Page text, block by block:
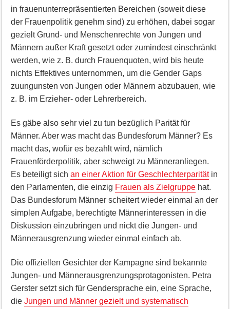
in frauenunterrepräsentierten Bereichen (soweit diese
der Frauenpolitik genehm sind) zu erhöhen, dabei sogar
gezielt Grund- und Menschenrechte von Jungen und
Männern außer Kraft gesetzt oder zumindest einschränkt
werden, wie z. B. durch Frauenquoten, wird bis heute
nichts Effektives unternommen, um die Gender Gaps
zuungunsten von Jungen oder Männern abzubauen, wie
z. B. im Erzieher- oder Lehrerbereich.
Es gäbe also sehr viel zu tun bezüglich Parität für
Männer. Aber was macht das Bundesforum Männer? Es
macht das, wofür es bezahlt wird, nämlich
Frauenförderpolitik, aber schweigt zu Männeranliegen.
Es beteiligt sich an einer Aktion für Geschlechterparitätin
den Parlamenten, die einzig Frauen als Zielgruppehat.
Das Bundesforum Männer scheitert wieder einmal an der
simplen Aufgabe, berechtigte Männerinteressen in die
Diskussion einzubringen und nickt die Jungen- und
Männerausgrenzung wieder einmal einfach ab.
Die offiziellen Gesichter der Kampagne sind bekannte
Jungen- und Männerausgrenzungsprotagonisten. Petra
Gerster setzt sich für Gendersprache ein, eine Sprache,
die Jungen und Männer gezielt und systematisch